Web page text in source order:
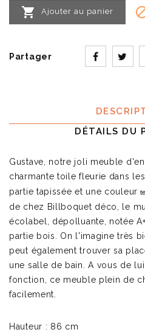
 Ajouter au panier
Partager
DÉTAILS DU
Gustave, notre joli meuble
charmante toile fleurie dans
partie tapissée et une couleur
de chez Billboquet déco, le
écolabel, dépolluante, notée
partie bois. On l'imagine très
peut également trouver sa
une salle de bain. A vous de
fonction, ce meuble plein de
facilement.
Hauteur : 86 cm